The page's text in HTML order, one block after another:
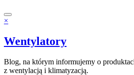
×
Wentylatory
Blog, na którym informujemy o
z wentylacją i klimatyzacją.